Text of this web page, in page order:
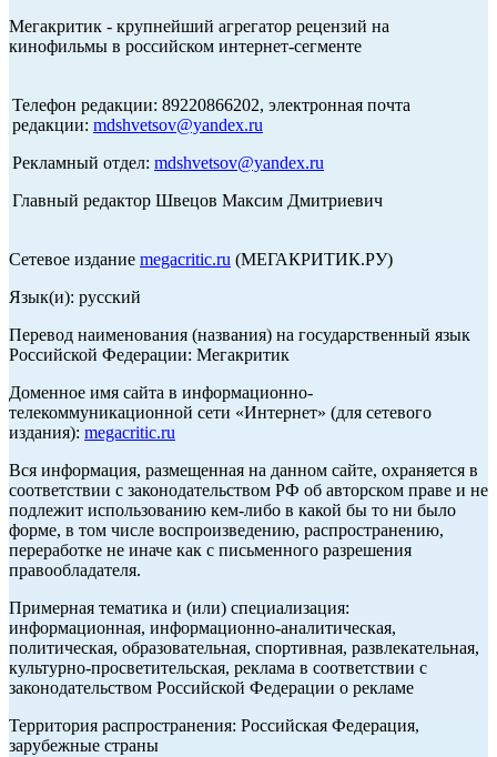
Мегакритик - крупнейший агрегатор рецензий на
кинофильмы в российском интернет-сегменте
Телефон редакции: 89220866202, электронная почта
редакции: mdshvetsov@yandex.ru
Рекламный отдел: mdshvetsov@yandex.ru
Главный редактор Швецов Максим Дмитриевич
Сетевое издание megacritic.ru (МЕГАКРИТИК.РУ)
Язык(и): русский
Перевод наименования (названия) на государственный язык
Российской Федерации: Мегакритик
Доменное имя сайта в информационно-
телекоммуникационной сети «Интернет» (для сетевого
издания): megacritic.ru
Вся информация, размещенная на данном сайте, охраняется в
соответствии с законодательством РФ об авторском праве и не
подлежит использованию кем-либо в какой бы то ни было
форме, в том числе воспроизведению, распространению,
переработке не иначе как с письменного разрешения
правообладателя.
Примерная тематика и (или) специализация:
информационная, информационно-аналитическая,
политическая, образовательная, спортивная, развлекательная,
культурно-просветительская, реклама в соответствии с
законодательством Российской Федерации о рекламе
Территория распространения: Российская Федерация,
зарубежные страны